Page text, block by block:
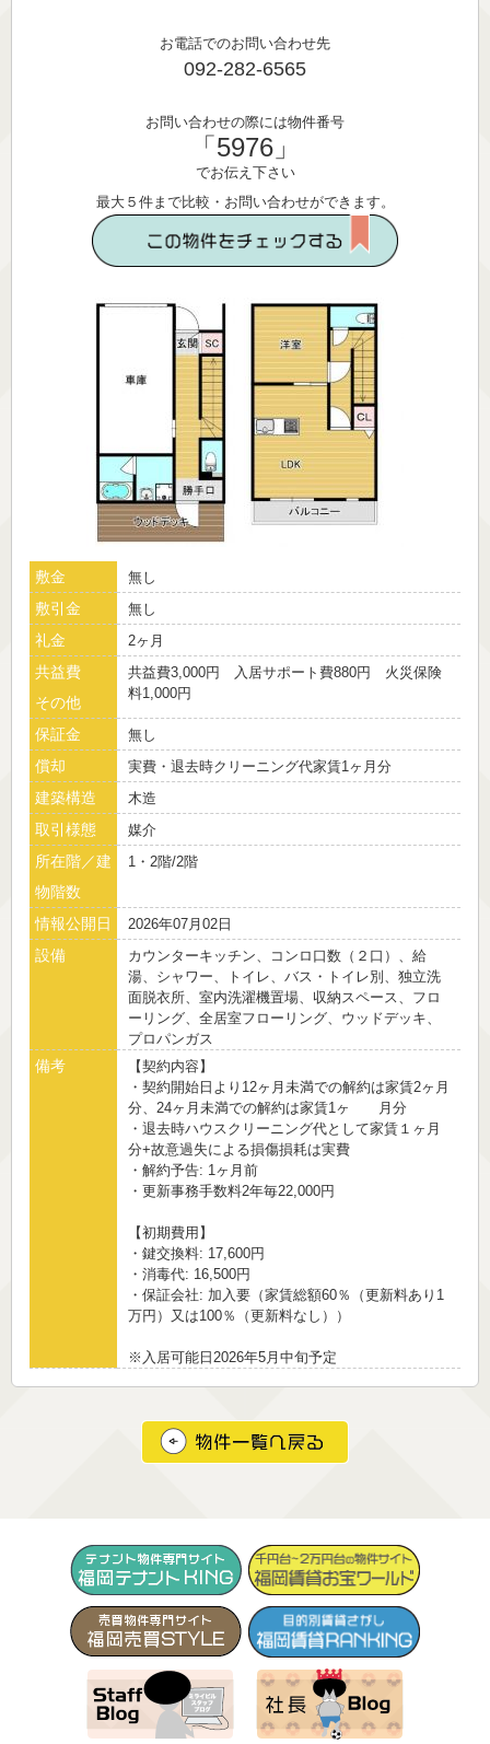
お電話でのお問い合わせ先
092-282-6565
お問い合わせの際には物件番号
「5976」
でお伝え下さい
最大５件まで比較・お問い合わせができます。
敷金 無し
敷引金 無し
礼金 2ヶ月
共益費
その他
共益費3,000円 入居サポート費880円 火災保険
料1,000円
保証金 無し
償却 実費・退去時クリーニング代家賃1ヶ月分
建築構造 木造
取引様態 媒介
所在階／建
物階数
1・2階/2階
情報公開日 2026年07月02日
設備
カウンターキッチン、コンロ口数（２口）、給
湯、シャワー、トイレ、バス・トイレ別、独立洗
面脱衣所、室内洗濯機置場、収納スペース、フロ
ーリング、全居室フローリング、ウッドデッキ、
プロパンガス
備考
【契約内容】
・契約開始日より12ヶ月未満での解約は家賃2ヶ月
分、24ヶ月未満での解約は家賃1ヶ 月分
・退去時ハウスクリーニング代として家賃１ヶ月
分+故意過失による損傷損耗は実費
・解約予告: 1ヶ月前
・更新事務手数料2年毎22,000円
【初期費用】
・鍵交換料: 17,600円
・消毒代: 16,500円
・保証会社: 加入要（家賃総額60％（更新料あり1
万円）又は100％（更新料なし））
※入居可能日2026年5月中旬予定